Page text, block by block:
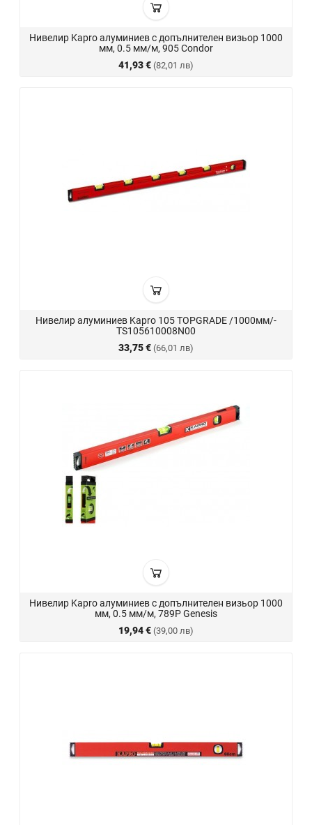
Нивелир Kapro алуминиев с допълнителен визьор 1000
мм, 0.5 мм/м, 905 Condor
41,93 € (82,01 лв)
Нивелир алуминиев Kapro 105 TOPGRADE /1000мм/-
TS105610008N00
33,75 € (66,01 лв)
Нивелир Kapro алуминиев с допълнителен визьор 1000
мм, 0.5 мм/м, 789P Genesis
19,94 € (39,00 лв)